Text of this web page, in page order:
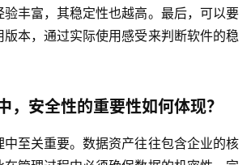
丰富，其稳定性也越高。最后，可以要
本，通过实际使用感受来判断软件的稳
，安全性的重要性如何体现？
中至关重要。数据资产往往包含企业的核